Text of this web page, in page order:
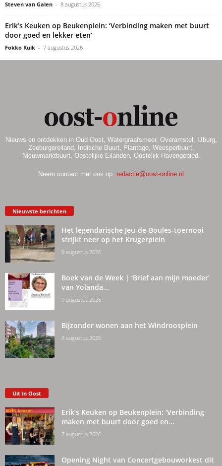
Steven van Galen - 8 augustus 2026
Erik’s Keuken op Beukenplein: ‘Verbinding maken met buurt
door goed en lekker eten’
Fokko Kuik - 7 augustus 2026
Nieuws en ontdekken in Oud Oost, Watergraafsmeer, Overamstel, IJburg,
Zeeburgereiland, Indische Buurt, Plantage, Weesperbuurt,
Nieuwmarktbuurt, Oostelijke Eilanden, Oostelijk Havengebied.
Neem contact met ons op: redactie@oost-online.nl
Nieuwste berichten
Het legendarische Jeu-de-Boules-toernooi
strijkt neer op het Krugerplein
9 augustus 2026
Boek van de Week | ‘Brief aan mijn moeder’
van Yolanda...
9 augustus 2026
Bijzonder wonen aan het Windroosplein
8 augustus 2026
Uit in Oost
Erik’s Keuken op Beukenplein: ‘Verbinding
maken met buurt door goed en...
7 augustus 2026
Opening Night van Concertgebouworkest dit